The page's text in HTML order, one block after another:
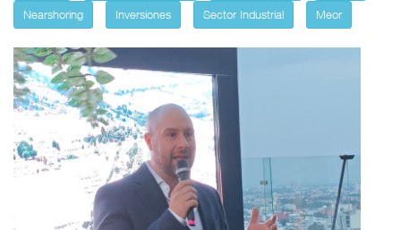
Nearshoring
Inversiones Sector Industrial Meor